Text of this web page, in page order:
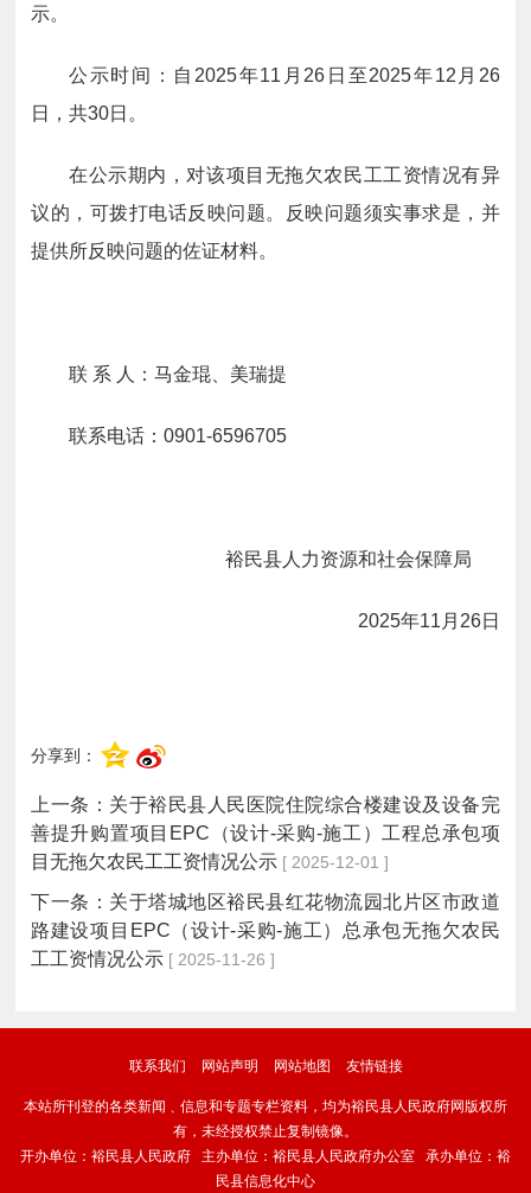
示。
公示时间：自 2025年11 月 26 日至2025年12 月 26
日，共30日。
在公示期内，对该项目无拖欠农民工工资情况有异
议的，可拨打电话反映问题。反映问题须实事求是，并
提供所反映问题的佐证材料。
联 系 人：马金琨、美瑞提
联系电话：0901-6596705
裕民县人力资源和社会保障局
2025年11月26日
分享到：
上一条： 关于裕民县人民医院住院综合楼建设及设备完
善提升购置项目EPC（设计-采购-施工）工程总承包项
目无拖欠农民工工资情况公示 [ 2025-12-01 ]
下一条： 关于塔城地区裕民县红花物流园北片区市政道
路建设项目EPC（设计-采购-施工）总承包无拖欠农民
工工资情况公示 [ 2025-11-26 ]
联系我们 网站声明 网站地图 友情链接
本站所刊登的各类新闻﹑信息和专题专栏资料，均为裕民县人民政府网版权所
有，未经授权禁止复制镜像。
开办单位：裕民县人民政府 主办单位：裕民县人民政府办公室 承办单位：裕
民县信息化中心